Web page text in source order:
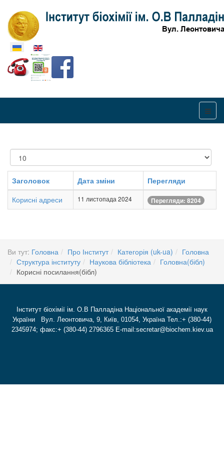
Оберіть свою мову
Показувати
Заголовок Дата зміни
Перегляди
Корисні адреси
11 листопада 2024 Перегляди: 8204
Ви тут: Головна Про Інститут Категорія (uk-ua)
Головна
Структура інституту
Наукова бібліотека
Головна(бібл)
Корисні посилання(бібл)
Інститут біохімії ім. О.В Палладіна Національної академії наук
України Вул. Леонтовича, 9, Київ, 01054, Україна Тел.:+ (380-44)
2345974; факс:+ (380-44) 2796365 E-mail:secretar@biochem.kiev.ua